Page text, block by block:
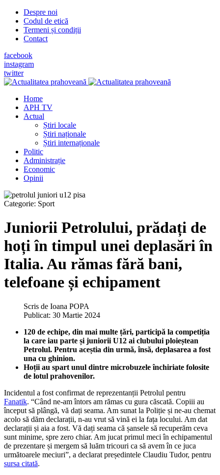
Despre noi
Codul de etică
Termeni și condiții
Contact
facebook
instagram
twitter
Home
APH TV
Actual
Știri locale
Știri naționale
Știri internaționale
Politic
Administrație
Economic
Opinii
Categorie: Sport
Juniorii Petrolului, prădați de
hoți în timpul unei deplasări în
Italia. Au rămas fără bani,
telefoane și echipament
Scris de Ioana POPA
Publicat: 30 Martie 2024
120 de echipe, din mai multe țări, participă la competiția
la care iau parte și juniorii U12 ai clubului ploieștean
Petrolul. Pentru aceștia din urmă, însă, deplasarea a fost
una cu ghinion.
Hoții au spart unul dintre microbuzele închiriate folosite
de lotul prahovenilor.
Incidentul a fost confirmat de reprezentanții Petrolul pentru
Fanatik. “Când ne-am întors am rămas cu gura căscată. Copiii au
început să plângă, vă dați seama. Am sunat la Poliție și ne-au chemat
acolo să dăm declarații, n-au vrut să vină ei la fața locului. Am dat
declarații și aia a fost. Vă dați seama că șansele să recuperăm ceva
sunt minime, spre zero chiar. Am jucat primul meci în echipamentul
de prezentare și mergem să luăm tricouri ca să avem în ce juca
următoarele meciuri”, a declarat președintele Claudiu Tudor, pentru
sursa citată.